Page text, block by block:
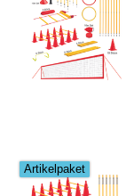
Artikelpaket